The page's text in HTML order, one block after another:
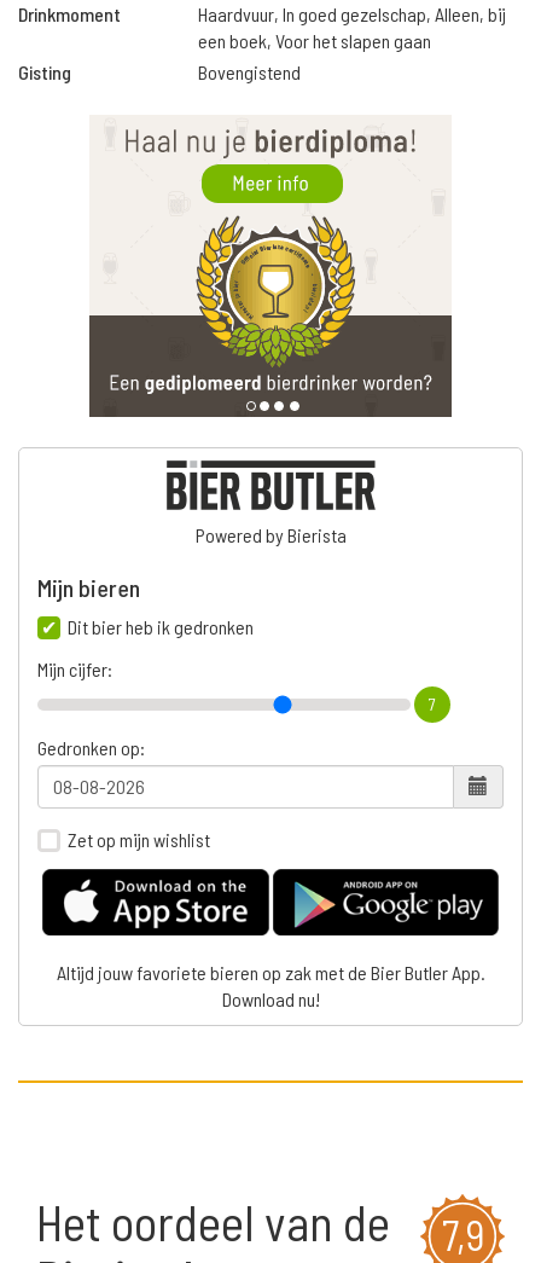
Drinkmoment
Haardvuur, In goed gezelschap, Alleen, bij
een boek, Voor het slapen gaan
Gisting
Bovengistend
Powered by Bierista
Mijn bieren
Dit bier heb ik gedronken
Mijn cijfer:
7
Gedronken op:
Zet op mijn wishlist
Altijd jouw favoriete bieren op zak met de Bier Butler App.
Download nu!
7,9
Het oordeel van de